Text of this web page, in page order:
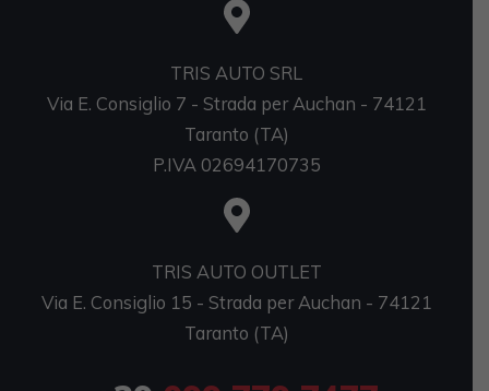
TRIS AUTO SRL
Via E. Consiglio 7 - Strada per Auchan - 74121
Taranto (TA)
P.IVA 02694170735
TRIS AUTO OUTLET
Via E. Consiglio 15 - Strada per Auchan - 74121
Taranto (TA)